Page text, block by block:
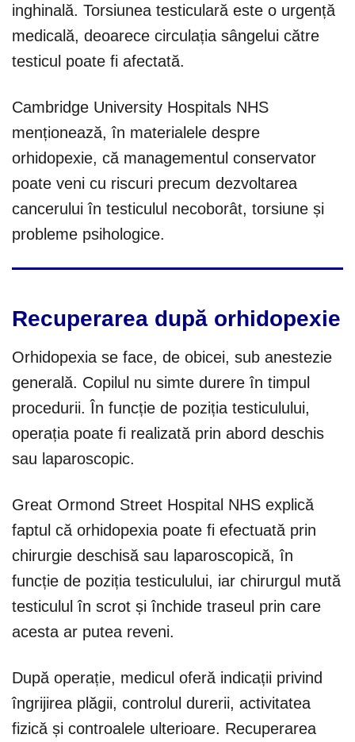
inghinală. Torsiunea testiculară este o urgență
medicală, deoarece circulația sângelui către
testicul poate fi afectată.
Cambridge University Hospitals NHS
menționează, în materialele despre
orhidopexie, că managementul conservator
poate veni cu riscuri precum dezvoltarea
cancerului în testiculul necoborât, torsiune și
probleme psihologice.
Recuperarea după orhidopexie
Orhidopexia se face, de obicei, sub anestezie
generală. Copilul nu simte durere în timpul
procedurii. În funcție de poziția testiculului,
operația poate fi realizată prin abord deschis
sau laparoscopic.
Great Ormond Street Hospital NHS explică
faptul că orhidopexia poate fi efectuată prin
chirurgie deschisă sau laparoscopică, în
funcție de poziția testiculului, iar chirurgul mută
testiculul în scrot și închide traseul prin care
acesta ar putea reveni.
După operație, medicul oferă indicații privind
îngrijirea plăgii, controlul durerii, activitatea
fizică și controalele ulterioare. Recuperarea